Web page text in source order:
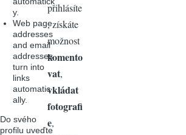
y.
Web page
addresses
and email
addresses
turn into
links
automatic
ally.
Do svého
profilu uveďte
přihlásíte
, získáte
možnost
komento
vat,
vkládat
fotografi
e,